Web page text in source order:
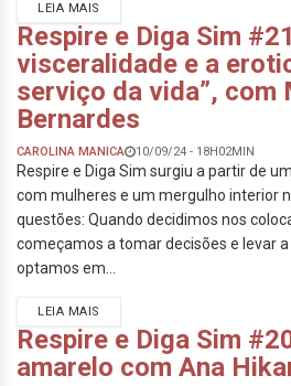
LEIA MAIS
Respire e Diga Sim
visceralidade e a
serviço da vida”, com
Bernardes
CAROLINA MANICA 10/09/24 - 18H02MIN
Respire e Diga Sim surgiu a partir de
com mulheres e um mergulho interior
questões: Quando decidimos nos
começamos a tomar decisões e levar
optamos em...
LEIA MAIS
Respire e Diga Sim
amarelo com Ana